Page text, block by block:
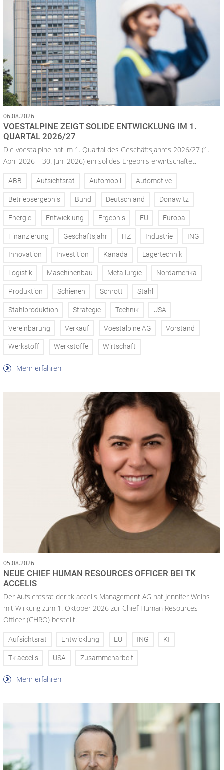
06.08.2026
VOESTALPINE ZEIGT SOLIDE ENTWICKLUNG IM 1.
QUARTAL 2026/27
Die voestalpine hat im 1. Quartal des Geschäftsjahres 2026/27 (1.
April 2026 – 30. Juni 2026) ein solides Ergebnis erwirtschaftet.
ABB Aufsichtsrat Automobil Automotive
Betriebsergebnis Bund Deutschland Donawitz
Energie Entwicklung Ergebnis EU Europa
Finanzierung Geschäftsjahr HZ Industrie ING
Innovation Investition Kanada Lagertechnik
Logistik Maschinenbau Metallurgie Nordamerika
Produktion Schienen Schrott Stahl
Stahlproduktion Strategie Technik USA
Vereinbarung Verkauf Voestalpine AG Vorstand
Werkstoff Werkstoffe Wirtschaft
Mehr erfahren
05.08.2026
NEUE CHIEF HUMAN RESOURCES OFFICER BEI TK
ACCELIS
Der Aufsichtsrat der tk accelis Management AG hat Jennifer Weihs
mit Wirkung zum 1. Oktober 2026 zur Chief Human Resources
Officer (CHRO) bestellt.
Aufsichtsrat Entwicklung EU ING KI
Tk accelis USA Zusammenarbeit
Mehr erfahren